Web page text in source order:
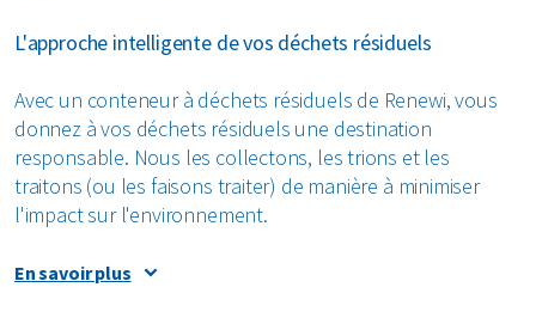
L'approche intelligente de vos déchets résiduels
Avec un conteneur à déchets résiduels de Renewi, vous
donnez à vos déchets résiduels une destination
responsable. Nous les collectons, les trions et les
traitons (ou les faisons traiter) de manière à minimiser
l'impact sur l'environnement.
Comment traitons-nous vos déchets
En savoir plus